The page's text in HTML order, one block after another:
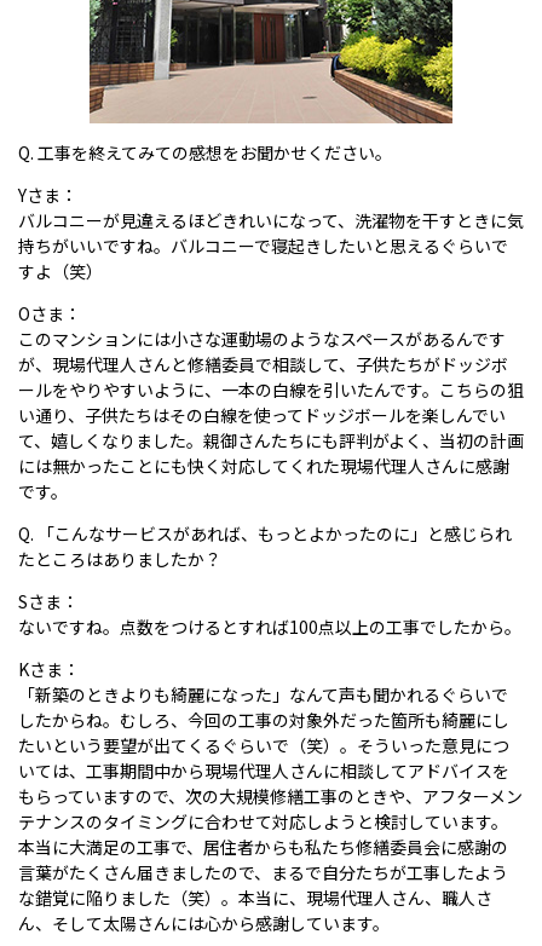
Q. 工事を終えてみての感想をお聞かせください。
Yさま：
バルコニーが見違えるほどきれいになって、洗濯物を干すときに気
持ちがいいですね。バルコニーで寝起きしたいと思えるぐらいで
すよ（笑）
Oさま：
このマンションには小さな運動場のようなスペースがあるんです
が、現場代理人さんと修繕委員で相談して、子供たちがドッジボ
ールをやりやすいように、一本の白線を引いたんです。こちらの狙
い通り、子供たちはその白線を使ってドッジボールを楽しんでい
て、嬉しくなりました。親御さんたちにも評判がよく、当初の計画
には無かったことにも快く対応してくれた現場代理人さんに感謝
です。
Q. 「こんなサービスがあれば、もっとよかったのに」と感じられ
たところはありましたか？
Sさま：
ないですね。点数をつけるとすれば100点以上の工事でしたから。
Kさま：
「新築のときよりも綺麗になった」なんて声も聞かれるぐらいで
したからね。むしろ、今回の工事の対象外だった箇所も綺麗にし
たいという要望が出てくるぐらいで（笑）。そういった意見につ
いては、工事期間中から現場代理人さんに相談してアドバイスを
もらっていますので、次の大規模修繕工事のときや、アフターメン
テナンスのタイミングに合わせて対応しようと検討しています。
本当に大満足の工事で、居住者からも私たち修繕委員会に感謝の
言葉がたくさん届きましたので、まるで自分たちが工事したよう
な錯覚に陥りました（笑）。本当に、現場代理人さん、職人さ
ん、そして太陽さんには心から感謝しています。